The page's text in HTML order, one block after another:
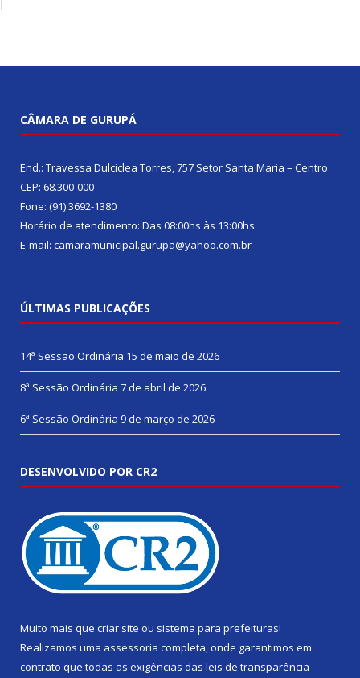
CÂMARA DE GURUPÁ
End.: Travessa Dulciclea Torres, 757 Setor Santa Maria – Centro
CEP: 68.300-000
Fone: (91) 3692-1380
Horário de atendimento: Das 08:00hs às 13:00hs
E-mail: camaramunicipal.gurupa@yahoo.com.br
ÚLTIMAS PUBLICAÇÕES
14ª Sessão Ordinária 15 de maio de 2026
8ª Sessão Ordinária 7 de abril de 2026
6ª Sessão Ordinária 9 de março de 2026
DESENVOLVIDO POR CR2
Muito mais que criar site ou sistema para prefeituras!
Realizamos uma assessoria completa, onde garantimos em
contrato que todas as exigências das leis de transparência